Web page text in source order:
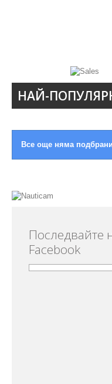
НАЙ-
Все още няма
Последвайте
Facebook